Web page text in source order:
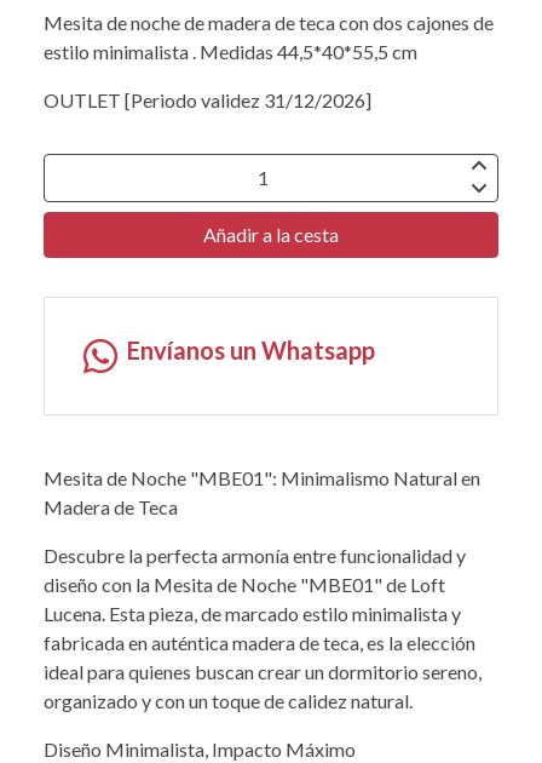
Mesita de noche de madera de teca con dos cajones de
estilo minimalista . Medidas 44,5*40*55,5 cm
OUTLET [Periodo validez 31/12/2026]
Añadir a la cesta
Envíanos un Whatsapp
Mesita de Noche "MBE01": Minimalismo Natural en
Madera de Teca
Descubre la perfecta armonía entre funcionalidad y
diseño con la Mesita de Noche "MBE01" de Loft
Lucena. Esta pieza, de marcado estilo minimalista y
fabricada en auténtica madera de teca, es la elección
ideal para quienes buscan crear un dormitorio sereno,
organizado y con un toque de calidez natural.
Diseño Minimalista, Impacto Máximo